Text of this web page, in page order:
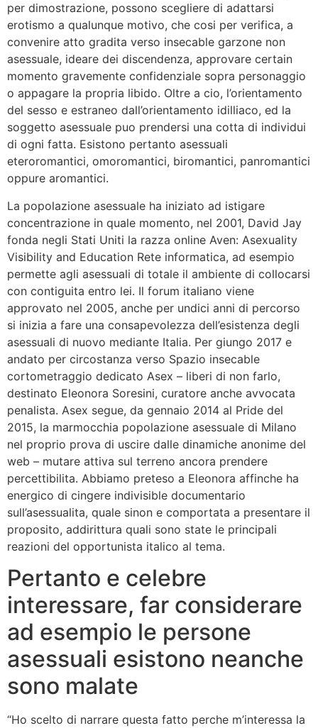
per dimostrazione, possono scegliere di adattarsi
erotismo a qualunque motivo, che cosi per verifica, a
convenire atto gradita verso insecable garzone non
asessuale, ideare dei discendenza, approvare certain
momento gravemente confidenziale sopra personaggio
o appagare la propria libido. Oltre a cio, l’orientamento
del sesso e estraneo dall’orientamento idilliaco, ed la
soggetto asessuale puo prendersi una cotta di individui
di ogni fatta. Esistono pertanto asessuali
eteroromantici, omoromantici, biromantici, panromantici
oppure aromantici.
La popolazione asessuale ha iniziato ad istigare
concentrazione in quale momento, nel 2001, David Jay
fonda negli Stati Uniti la razza online Aven: Asexuality
Visibility and Education Rete informatica, ad esempio
permette agli asessuali di totale il ambiente di collocarsi
con contiguita entro lei. Il forum italiano viene
approvato nel 2005, anche per undici anni di percorso
si inizia a fare una consapevolezza dell’esistenza degli
asessuali di nuovo mediante Italia. Per giungo 2017 e
andato per circostanza verso Spazio insecable
cortometraggio dedicato Asex – liberi di non farlo,
destinato Eleonora Soresini, curatore anche avvocata
penalista. Asex segue, da gennaio 2014 al Pride del
2015, la marmocchia popolazione asessuale di Milano
nel proprio prova di uscire dalle dinamiche anonime del
web – mutare attiva sul terreno ancora prendere
percettibilita. Abbiamo preteso a Eleonora affinche ha
energico di cingere indivisible documentario
sull’asessualita, quale sinon e comportata a presentare il
proposito, addirittura quali sono state le principali
reazioni del opportunista italico al tema.
Pertanto e celebre
interessare, far considerare
ad esempio le persone
asessuali esistono neanche
sono malate
“Ho scelto di narrare questa fatto perche m’interessa la